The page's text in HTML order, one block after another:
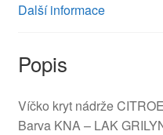
Další informace
Popis
Víčko kryt nádrže
Barva KNA – LAK